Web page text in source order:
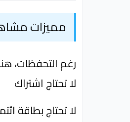
مميزات
رغم التحفظات،
لا تحتاج اشتراك
لا تحتاج بطاقة